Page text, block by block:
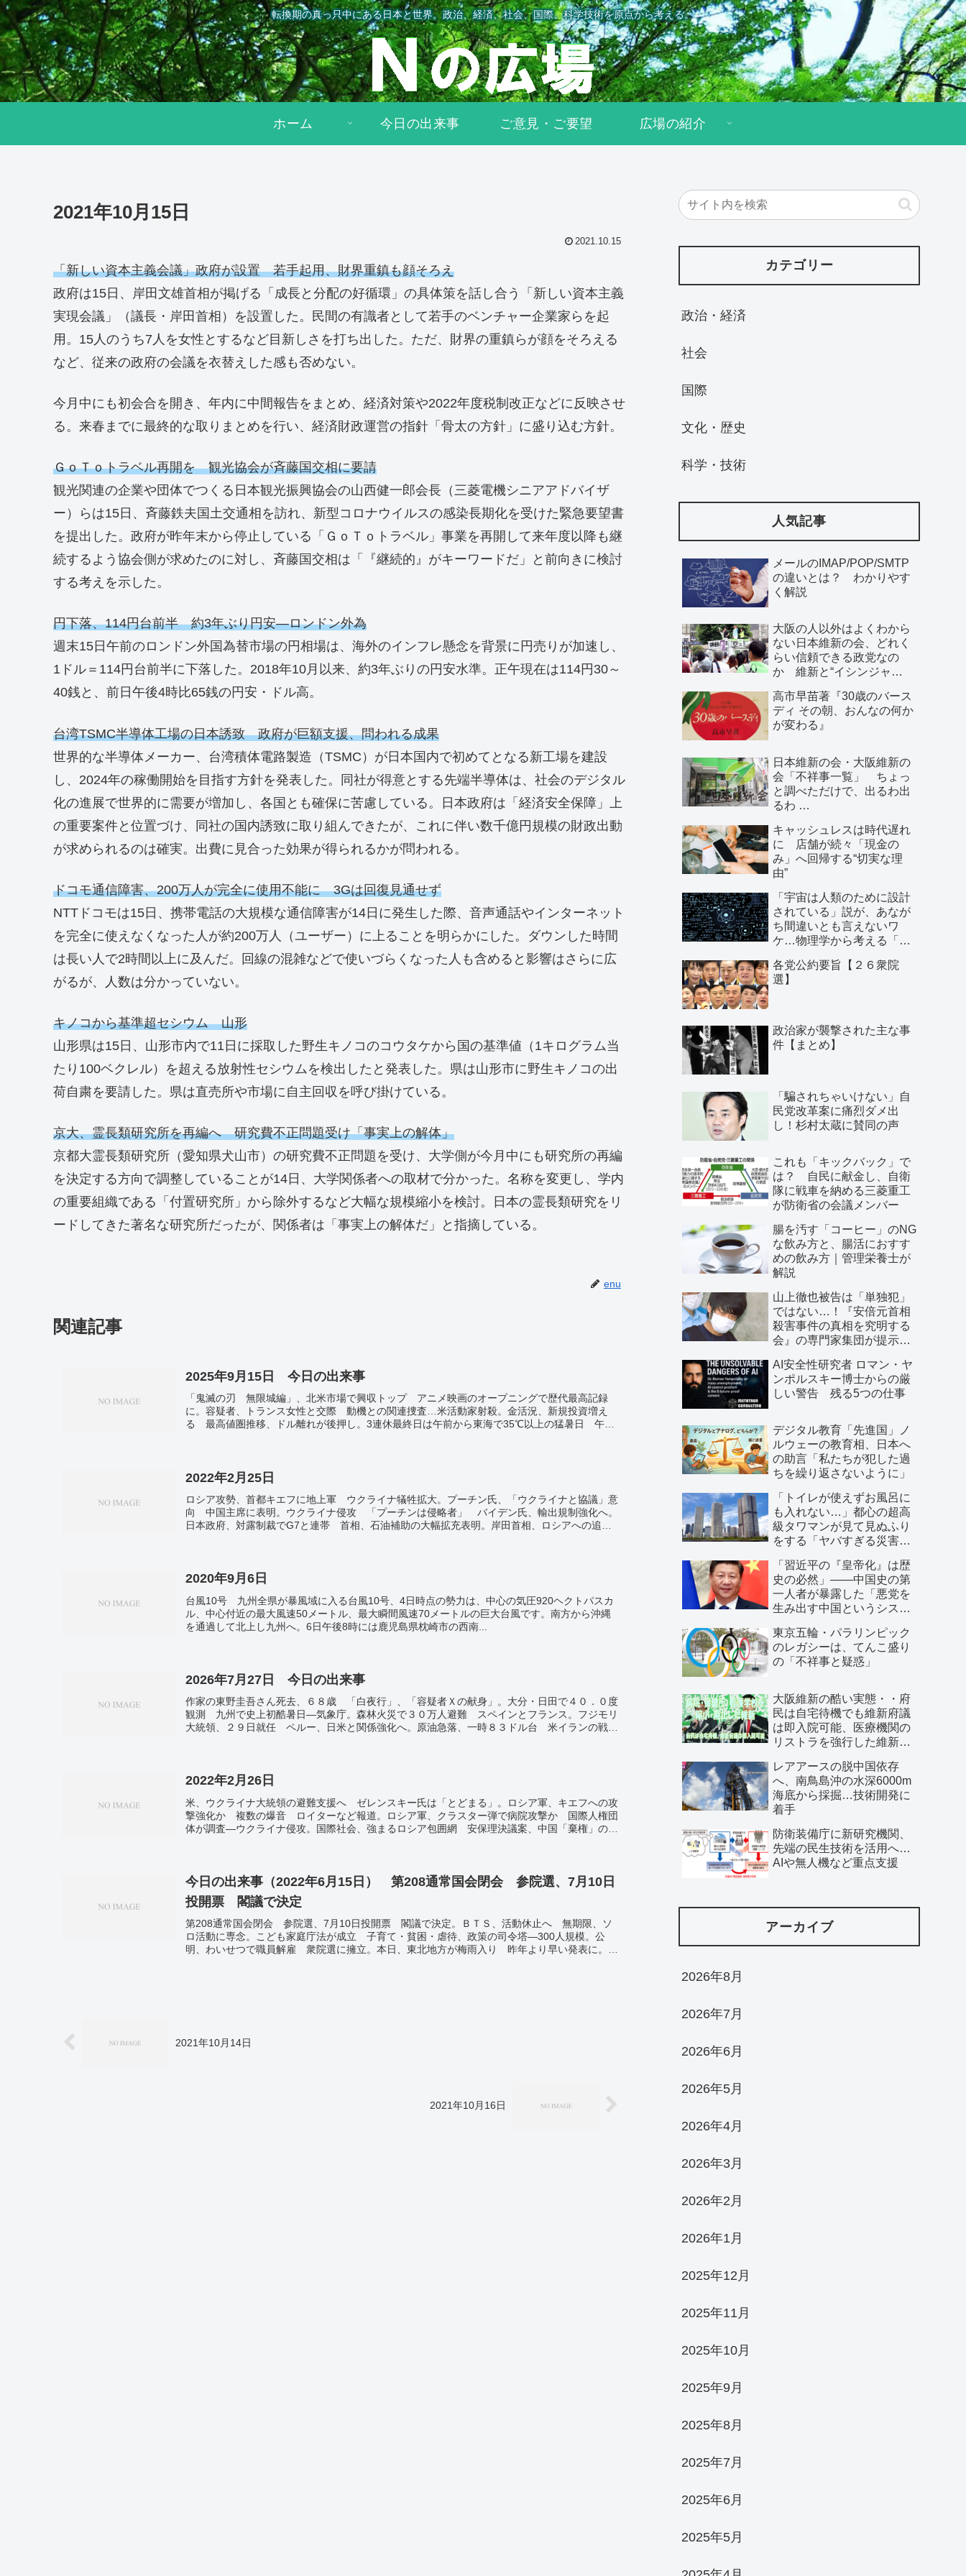
転換期の真っ只中にある日本と世界。政治、経済、社会、国際、科学技術を原点から考える。
ホーム 今日の出来事 ご意見・ご要望 広場の紹介
2021年10月15日
2021.10.15
「新しい資本主義会議」政府が設置 若手起用、財界重鎮も顔そろえ
政府は15日、岸田文雄首相が掲げる「成長と分配の好循環」の具体策を話し合う「新しい資本主義
実現会議」（議長・岸田首相）を設置した。民間の有識者として若手のベンチャー企業家らを起
用。15人のうち7人を女性とするなど目新しさを打ち出した。ただ、財界の重鎮らが顔をそろえる
など、従来の政府の会議を衣替えした感も否めない。
今月中にも初会合を開き、年内に中間報告をまとめ、経済対策や2022年度税制改正などに反映させ
る。来春までに最終的な取りまとめを行い、経済財政運営の指針「骨太の方針」に盛り込む方針。
ＧｏＴｏトラベル再開を 観光協会が斉藤国交相に要請
観光関連の企業や団体でつくる日本観光振興協会の山西健一郎会長（三菱電機シニアアドバイザ
ー）らは15日、斉藤鉄夫国土交通相を訪れ、新型コロナウイルスの感染長期化を受けた緊急要望書
を提出した。政府が昨年末から停止している「ＧｏＴｏトラベル」事業を再開して来年度以降も継
続するよう協会側が求めたのに対し、斉藤国交相は「『継続的』がキーワードだ」と前向きに検討
する考えを示した。
円下落、114円台前半 約3年ぶり円安―ロンドン外為
週末15日午前のロンドン外国為替市場の円相場は、海外のインフレ懸念を背景に円売りが加速し、
1ドル＝114円台前半に下落した。2018年10月以来、約3年ぶりの円安水準。正午現在は114円30～
40銭と、前日午後4時比65銭の円安・ドル高。
台湾TSMC半導体工場の日本誘致 政府が巨額支援、問われる成果
世界的な半導体メーカー、台湾積体電路製造（TSMC）が日本国内で初めてとなる新工場を建設
し、2024年の稼働開始を目指す方針を発表した。同社が得意とする先端半導体は、社会のデジタル
化の進展で世界的に需要が増加し、各国とも確保に苦慮している。日本政府は「経済安全保障」上
の重要案件と位置づけ、同社の国内誘致に取り組んできたが、これに伴い数千億円規模の財政出動
が求められるのは確実。出費に見合った効果が得られるかが問われる。
ドコモ通信障害、200万人が完全に使用不能に 3Gは回復見通せず
NTTドコモは15日、携帯電話の大規模な通信障害が14日に発生した際、音声通話やインターネット
を完全に使えなくなった人が約200万人（ユーザー）に上ることを明らかにした。ダウンした時間
は長い人で2時間以上に及んだ。回線の混雑などで使いづらくなった人も含めると影響はさらに広
がるが、人数は分かっていない。
キノコから基準超セシウム 山形
山形県は15日、山形市内で11日に採取した野生キノコのコウタケから国の基準値（1キログラム当
たり100ベクレル）を超える放射性セシウムを検出したと発表した。県は山形市に野生キノコの出
荷自粛を要請した。県は直売所や市場に自主回収を呼び掛けている。
京大、霊長類研究所を再編へ 研究費不正問題受け「事実上の解体」
京都大霊長類研究所（愛知県犬山市）の研究費不正問題を受け、大学側が今月中にも研究所の再編
を決定する方向で調整していることが14日、大学関係者への取材で分かった。名称を変更し、学内
の重要組織である「付置研究所」から除外するなど大幅な規模縮小を検討。日本の霊長類研究をリ
ードしてきた著名な研究所だったが、関係者は「事実上の解体だ」と指摘している。
enu
関連記事
2025年9月15日 今日の出来事
「鬼滅の刃 無限城編」、北米市場で興収トップ アニメ映画のオープニングで歴代最高記録
に。容疑者、トランス女性と交際 動機との関連捜査…米活動家射殺。金活況、新規投資増え
る 最高値圏推移、ドル離れが後押し。3連休最終日は午前から東海で35℃以上の猛暑日 午後
2022年2月25日
ロシア攻勢、首都キエフに地上軍 ウクライナ犠牲拡大。プーチン氏、「ウクライナと協議」意
向 中国主席に表明。ウクライナ侵攻 「プーチンは侵略者」 バイデン氏、輸出規制強化へ。
日本政府、対露制裁でG7と連帯 首相、石油補助の大幅拡充表明。岸田首相、ロシアへの追加
承認「適用できるのか」 塩野義飲み薬申請“苦肉の策”。
2020年9月6日
台風10号 九州全県が暴風域に入る台風10号、4日時点の勢力は、中心の気圧920ヘクトパスカ
ル、中心付近の最大風速50メートル、最大瞬間風速70メートルの巨大台風です。南方から沖縄
を通過して北上し九州へ。6日午後8時には鹿児島県枕崎市の西南...
2026年7月27日 今日の出来事
作家の東野圭吾さん死去、６８歳 「白夜行」、「容疑者Ｘの献身」。大分・日田で４０．０度
観測 九州で史上初酷暑日―気象庁。森林火災で３０万人避難 スペインとフランス。フジモリ
大統領、２９日就任 ペルー、日米と関係強化へ。原油急落、一時８３ドル台 米イランの戦闘
2022年2月26日
米、ウクライナ大統領の避難支援へ ゼレンスキー氏は「とどまる」。ロシア軍、キエフへの攻
撃強化か 複数の爆音 ロイターなど報道。ロシア軍、クラスター弾で病院攻撃か 国際人権団
体が調査―ウクライナ侵攻。国際社会、強まるロシア包囲網 安保理決議案、中国「棄権」の事
本の私たちにも影響」 ウクライナ侵攻に抗議、各地でデモ。「東欧のシリコンバレー」揺れる
IT強国ウクライナ 侵攻の影響は。トンガの友へ、届けヒマワリ 小学生の発案で絵手紙112
通。
今日の出来事（2022年6月15日） 第208通常国会閉会 参院選、7月10日
投開票 閣議で決定
第208通常国会閉会 参院選、7月10日投開票 閣議で決定。ＢＴＳ、活動休止へ 無期限、ソ
ロ活動に専念。こども家庭庁法が成立 子育て・貧困・虐待、政策の司令塔―300人規模。公
明、わいせつで職員解雇 衆院選に擁立。本日、東北地方が梅雨入り 昨年より早い発表に。国
2021年10月14日
2021年10月16日
カテゴリー
政治・経済
社会
国際
文化・歴史
科学・技術
人気記事
メールのIMAP/POP/SMTP
の違いとは？ わかりやす
く解説
大阪の人以外はよくわから
ない日本維新の会、どれく
らい信頼できる政党なの
か 維新と“イシンジャ
る、大阪で起きていること
高市早苗著『30歳のバース
ディ その朝、おんなの何か
が変わる』
日本維新の会・大阪維新の
会「不祥事一覧」 ちょっ
と調べただけで、出るわ出
るわ …
キャッシュレスは時代遅れ
に 店舗が続々「現金の
み」へ回帰する“切実な理
由”
「宇宙は人類のために設計
されている」説が、あなが
ち間違いとも言えないワ
ケ…物理学から考える「こ
各党公約要旨【２６衆院
選】
政治家が襲撃された主な事
件【まとめ】
「騙されちゃいけない」自
民党改革案に痛烈ダメ出
し！杉村太蔵に賛同の声
これも「キックバック」で
は？ 自民に献金し、自衛
隊に戦車を納める三菱重工
が防衛省の会議メンバー
腸を汚す「コーヒー」のNG
な飲み方と、腸活におすす
めの飲み方｜管理栄養士が
解説
山上徹也被告は「単独犯」
ではない…！『安倍元首相
殺害事件の真相を究明する
会』の専門家集団が提示し
AI安全性研究者 ロマン・ヤ
ンポルスキー博士からの厳
しい警告 残る5つの仕事
デジタル教育「先進国」ノ
ルウェーの教育相、日本へ
の助言「私たちが犯した過
ちを繰り返さないように」
「トイレが使えずお風呂に
も入れない…」都心の超高
級タワマンが見て見ぬふり
をする「ヤバすぎる災害リ
「習近平の『皇帝化』は歴
史の必然」――中国史の第
一人者が暴露した「悪党を
生み出す中国というシステ
東京五輪・パラリンピック
のレガシーは、てんこ盛り
の「不祥事と疑惑」
大阪維新の酷い実態・・府
民は自宅待機でも維新府議
は即入院可能、医療機関の
リストラを強行した維新、
開催…
レアアースの脱中国依存
へ、南鳥島沖の水深6000m
海底から採掘…技術開発に
着手
防衛装備庁に新研究機関、
先端の民生技術を活用へ…
AIや無人機など重点支援
アーカイブ
2026年8月
2026年7月
2026年6月
2026年5月
2026年4月
2026年3月
2026年2月
2026年1月
2025年12月
2025年11月
2025年10月
2025年9月
2025年8月
2025年7月
2025年6月
2025年5月